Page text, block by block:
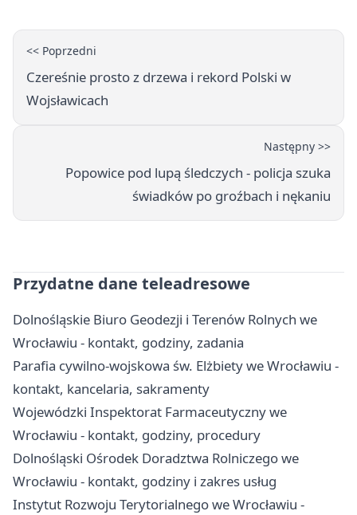
<< Poprzedni
Czereśnie prosto z drzewa i rekord Polski w
Wojsławicach
Następny >>
Popowice pod lupą śledczych - policja szuka
świadków po groźbach i nękaniu
Przydatne dane teleadresowe
Dolnośląskie Biuro Geodezji i Terenów Rolnych we
Wrocławiu - kontakt, godziny, zadania
Parafia cywilno-wojskowa św. Elżbiety we Wrocławiu -
kontakt, kancelaria, sakramenty
Wojewódzki Inspektorat Farmaceutyczny we
Wrocławiu - kontakt, godziny, procedury
Dolnośląski Ośrodek Doradztwa Rolniczego we
Wrocławiu - kontakt, godziny i zakres usług
Instytut Rozwoju Terytorialnego we Wrocławiu -